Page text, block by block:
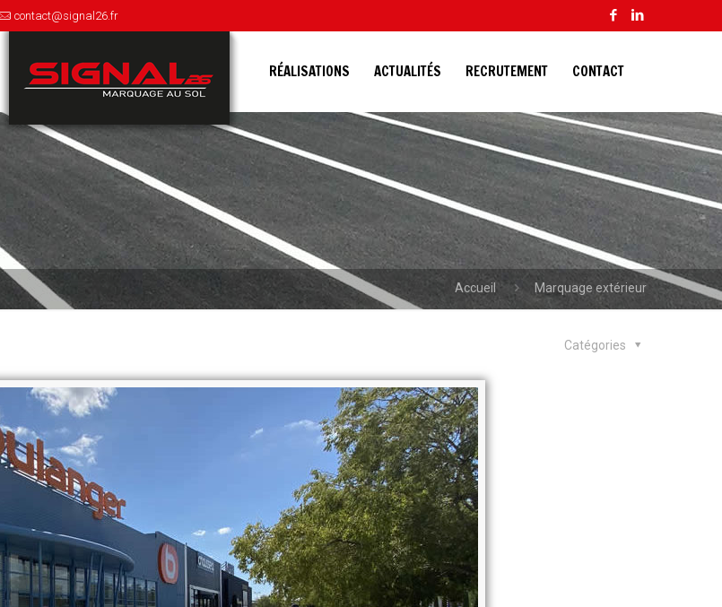
contact@signal26.fr
RÉALISATIONS ACTUALITÉS RECRUTEMENT CONTACT
Accueil Marquage extérieur
Catégories